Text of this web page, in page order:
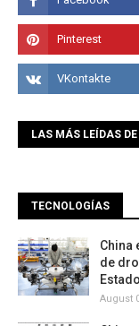
LAS MÁS LEÍDAS
TECNOLOGÍAS
China
de
August